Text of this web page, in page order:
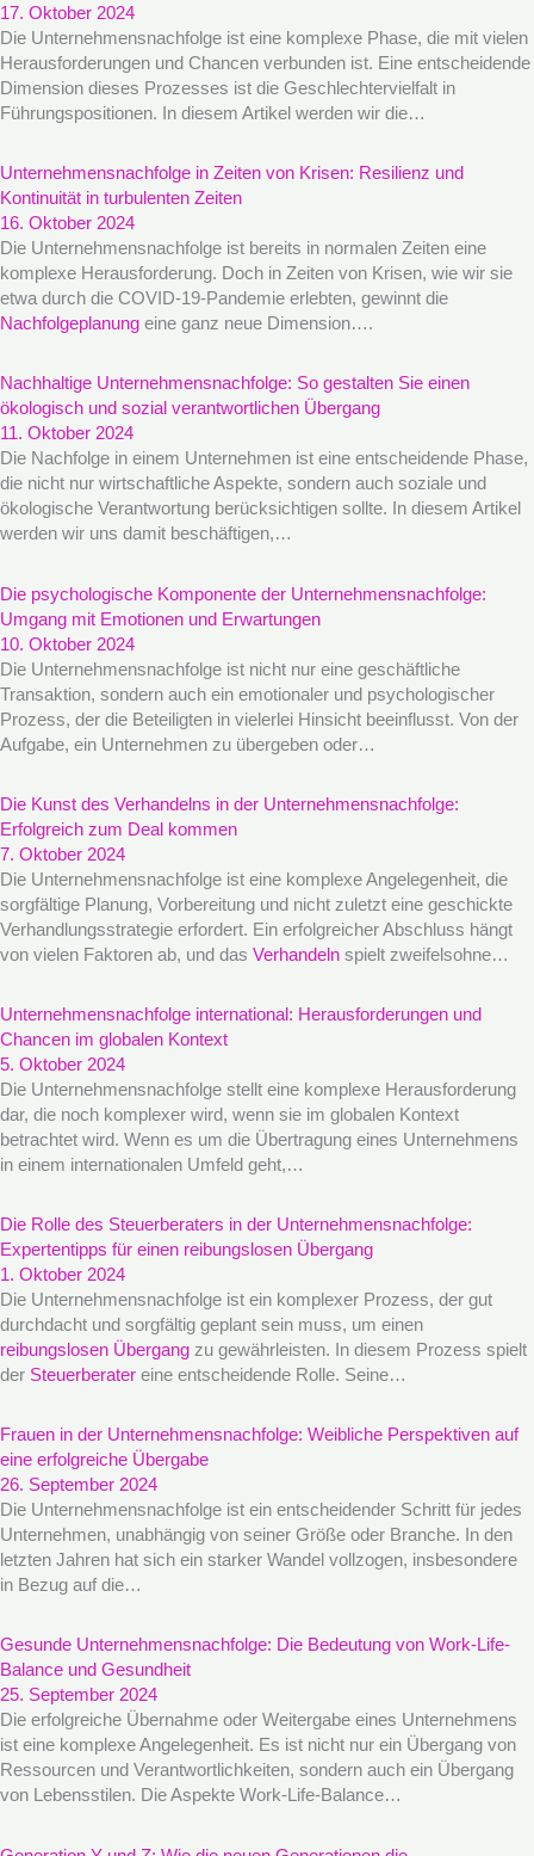
17. Oktober 2024
Die Unternehmensnachfolge ist eine komplexe Phase, die mit vielen
Herausforderungen und Chancen verbunden ist. Eine entscheidende
Dimension dieses Prozesses ist die Geschlechtervielfalt in
Führungspositionen. In diesem Artikel werden wir die…
Unternehmensnachfolge in Zeiten von Krisen: Resilienz und
Kontinuität in turbulenten Zeiten
16. Oktober 2024
Die Unternehmensnachfolge ist bereits in normalen Zeiten eine
komplexe Herausforderung. Doch in Zeiten von Krisen, wie wir sie
etwa durch die COVID-19-Pandemie erlebten, gewinnt die
Nachfolgeplanung eine ganz neue Dimension….
Nachhaltige Unternehmensnachfolge: So gestalten Sie einen
ökologisch und sozial verantwortlichen Übergang
11. Oktober 2024
Die Nachfolge in einem Unternehmen ist eine entscheidende Phase,
die nicht nur wirtschaftliche Aspekte, sondern auch soziale und
ökologische Verantwortung berücksichtigen sollte. In diesem Artikel
werden wir uns damit beschäftigen,…
Die psychologische Komponente der Unternehmensnachfolge:
Umgang mit Emotionen und Erwartungen
10. Oktober 2024
Die Unternehmensnachfolge ist nicht nur eine geschäftliche
Transaktion, sondern auch ein emotionaler und psychologischer
Prozess, der die Beteiligten in vielerlei Hinsicht beeinflusst. Von der
Aufgabe, ein Unternehmen zu übergeben oder…
Die Kunst des Verhandelns in der Unternehmensnachfolge:
Erfolgreich zum Deal kommen
7. Oktober 2024
Die Unternehmensnachfolge ist eine komplexe Angelegenheit, die
sorgfältige Planung, Vorbereitung und nicht zuletzt eine geschickte
Verhandlungsstrategie erfordert. Ein erfolgreicher Abschluss hängt
von vielen Faktoren ab, und das Verhandeln spielt zweifelsohne…
Unternehmensnachfolge international: Herausforderungen und
Chancen im globalen Kontext
5. Oktober 2024
Die Unternehmensnachfolge stellt eine komplexe Herausforderung
dar, die noch komplexer wird, wenn sie im globalen Kontext
betrachtet wird. Wenn es um die Übertragung eines Unternehmens
in einem internationalen Umfeld geht,…
Die Rolle des Steuerberaters in der Unternehmensnachfolge:
Expertentipps für einen reibungslosen Übergang
1. Oktober 2024
Die Unternehmensnachfolge ist ein komplexer Prozess, der gut
durchdacht und sorgfältig geplant sein muss, um einen
reibungslosen Übergang zu gewährleisten. In diesem Prozess spielt
der Steuerberater eine entscheidende Rolle. Seine…
Frauen in der Unternehmensnachfolge: Weibliche Perspektiven auf
eine erfolgreiche Übergabe
26. September 2024
Die Unternehmensnachfolge ist ein entscheidender Schritt für jedes
Unternehmen, unabhängig von seiner Größe oder Branche. In den
letzten Jahren hat sich ein starker Wandel vollzogen, insbesondere
in Bezug auf die…
Gesunde Unternehmensnachfolge: Die Bedeutung von Work-Life-
Balance und Gesundheit
25. September 2024
Die erfolgreiche Übernahme oder Weitergabe eines Unternehmens
ist eine komplexe Angelegenheit. Es ist nicht nur ein Übergang von
Ressourcen und Verantwortlichkeiten, sondern auch ein Übergang
von Lebensstilen. Die Aspekte Work-Life-Balance…